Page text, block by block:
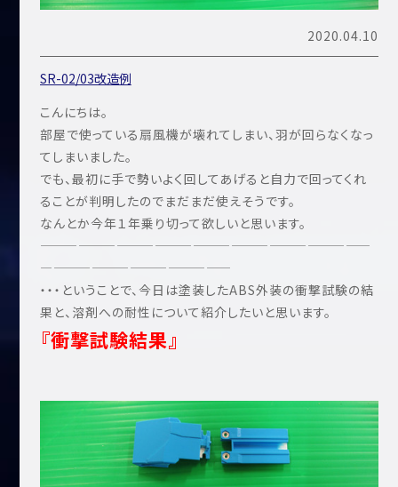
2020.04.10
SR-02/03改造例
こんにちは。
部屋で使っている扇風機が壊れてしまい、羽が回らなくなっ
てしまいました。
でも、最初に手で勢いよく回してあげると自力で回ってくれ
ることが判明したのでまだまだ使えそうです。
なんとか今年１年乗り切って欲しいと思います。
——————————————————————————
———————————————
・・・ということで、今日は塗装したABS外装の衝撃試験の結
果と、溶剤への耐性について紹介したいと思います。
『衝撃試験結果』